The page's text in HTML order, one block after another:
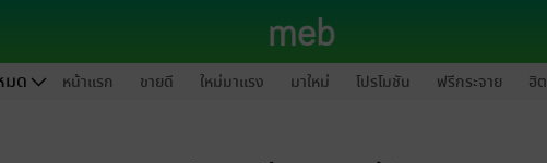
มด หน้าแรก ขายดี ใหม่มาแรง มาใหม่ โปรโมชัน ฟรีกระจาย ฮิ